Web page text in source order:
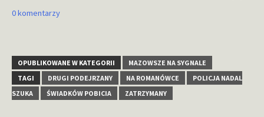
0 komentarzy
OPUBLIKOWANE W KATEGORII
MAZOWSZE NA SYGNALE
TAGI
DRUGI PODEJRZANY NA ROMANÓWCE
POLICJA NADAL
SZUKA
ŚWIADKÓW POBICIA ZATRZYMANY